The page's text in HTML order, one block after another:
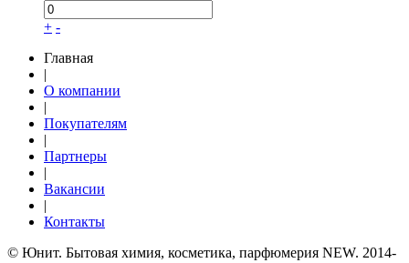
+ -
Главная
|
О компании
|
Покупателям
|
Партнеры
|
Вакансии
|
Контакты
© Юнит. Бытовая химия, косметика, парфюмерия NEW. 2014-